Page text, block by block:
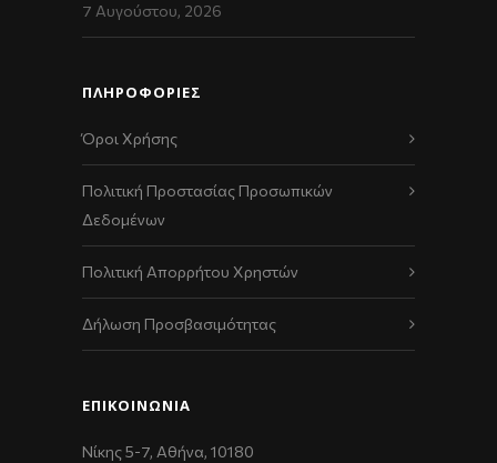
7 Αυγούστου, 2026
ΠΛΗΡΟΦΟΡΙΕΣ
Όροι Χρήσης
Πολιτική Προστασίας Προσωπικών
Δεδομένων
Πολιτική Απορρήτου Χρηστών
Δήλωση Προσβασιμότητας
ΕΠΙΚΟΙΝΩΝΊΑ
Νίκης 5-7, Αθήνα, 10180